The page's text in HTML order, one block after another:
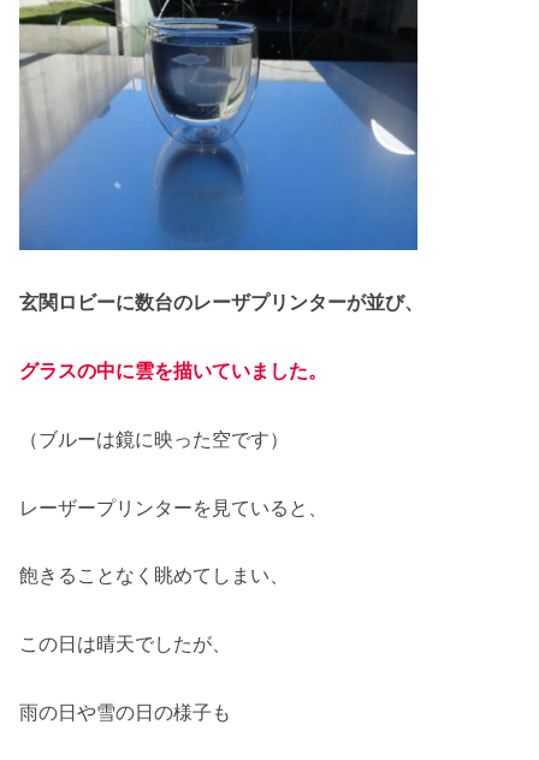
玄関ロビーに数台のレーザプリンターが並び、
グラスの中に雲を描いていました。
（ブルーは鏡に映った空です）
レーザープリンターを見ていると、
飽きることなく眺めてしまい、
この日は晴天でしたが、
雨の日や雪の日の様子も